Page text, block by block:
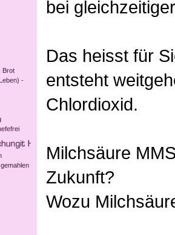
Brot
-
bei
Das heisst für
entsteht
Chlordioxid.
Milchsäure
Zukunft?
Wozu